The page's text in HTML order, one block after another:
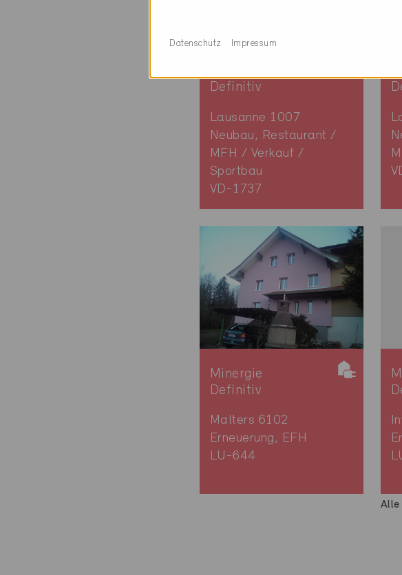
Definitiv
Lausanne 1007
Neubau, Restaurant /
MFH / Verkauf /
Sportbau
VD-1737
Minergie
Definitiv
Malters 6102
Erneuerung, EFH
LU-644
Alle
Datenschutz Impressum